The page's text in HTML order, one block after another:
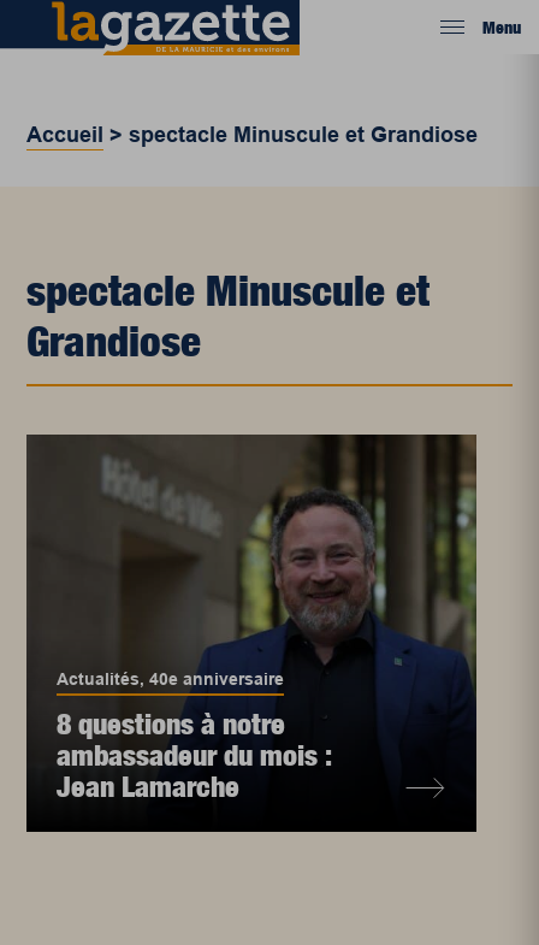
Menu
Accueil >spectacle Minuscule et Grandiose
spectacle Minuscule et
Grandiose
Actualités,40e anniversaire
8 questions à notre
ambassadeur du mois :
Jean Lamarche